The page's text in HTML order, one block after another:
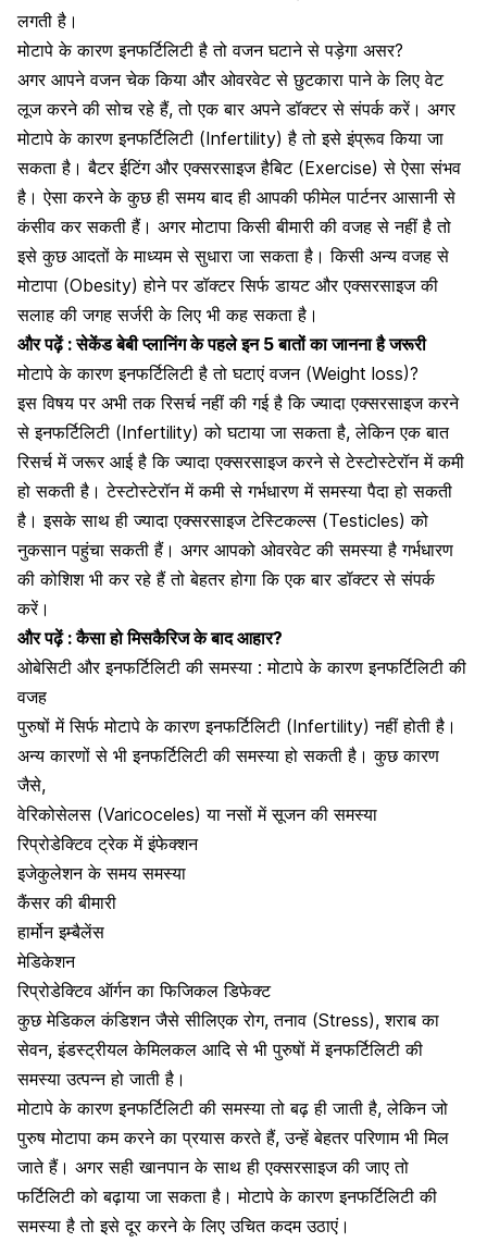
लगती है।
मोटापे के कारण इनफर्टिलिटी है तो वजन घटाने से पड़ेगा असर?
अगर आपने वजन चेक किया और ओवरवेट से छुटकारा पाने के लिए वेट
लूज करने की सोच रहे हैं, तो एक बार अपने डॉक्टर से संपर्क करें। अगर
मोटापे के कारण इनफर्टिलिटी (Infertility) है तो इसे इंप्रूव किया जा
सकता है। बैटर ईटिंग और एक्सरसाइज हैबिट (Exercise) से ऐसा संभव
है। ऐसा करने के कुछ ही समय बाद ही आपकी फीमेल पार्टनर आसानी से
कंसीव कर सकती हैं। अगरमोटापा किसी बीमारी की वजह से नहीं है तो
इसे कुछ आदतों के माध्यम से सुधारा जा सकता है। किसी अन्य वजह से
मोटापा (Obesity) होने पर डॉक्टर सिर्फ डायट और एक्सरसाइज की
सलाह की जगह सर्जरी के लिए भी कह सकता है।
और पढ़ें :सेकेंड बेबी प्लानिंग के पहले इन 5 बातों का जानना है जरूरी
मोटापे के कारण इनफर्टिलिटी है तो घटाएं वजन (Weight loss)?
इस विषय पर अभी तक रिसर्च नहीं की गई है कि ज्यादा एक्सरसाइज करने
से इनफर्टिलिटी (Infertility) को घटाया जा सकता है, लेकिन एक बात
रिसर्च में जरूर आई है कि ज्यादा एक्सरसाइज करने से टेस्टोस्टेरॉन में कमी
हो सकती है। टेस्टोस्टेरॉन में कमी सेगर्भधारण में समस्या पैदा हो सकती
है। इसके साथ ही ज्यादा एक्सरसाइज टेस्टिकल्स (Testicles) को
नुकसान पहुंचा सकती हैं। अगर आपको ओवरवेट की समस्या है गर्भधारण
की कोशिश भी कर रहे हैं तो बेहतर होगा कि एक बार डॉक्टर से संपर्क
करें।
और पढ़ें :कैसा हो मिसकैरिज के बाद आहार?
ओबेसिटी और इनफर्टिलिटी की समस्या : मोटापे के कारण इनफर्टिलिटी की
वजह
पुरुषों में सिर्फ मोटापे के कारण इनफर्टिलिटी (Infertility) नहीं होती है।
अन्य कारणों से भी इनफर्टिलिटी की समस्या हो सकती है। कुछ कारण
जैसे,
वेरिकोसेलस (Varicoceles) या नसों में सूजन की समस्या
रिप्रोडेक्टिव ट्रेक में इंफेक्शन
इजेकुलेशन के समय समस्या
कैंसर की बीमारी
हार्मोन इम्बैलेंस
मेडिकेशन
रिप्रोडेक्टिव ऑर्गन का फिजिकल डिफेक्ट
कुछ मेडिकल कंडिशन जैसे सीलिएक रोग, तनाव (Stress),शराब का
सेवन, इंडस्ट्रीयल केमिलकल आदि से भी पुरुषों में इनफर्टिलिटी की
समस्या उत्पन्न हो जाती है।
मोटापे के कारण इनफर्टिलिटी की समस्या तो बढ़ ही जाती है, लेकिन जो
पुरुष मोटापा कम करने का प्रयास करते हैं, उन्हें बेहतर परिणाम भी मिल
जाते हैं। अगर सही खानपान के साथ ही एक्सरसाइज की जाए तो
फर्टिलिटी को बढ़ाया जा सकता है। मोटापे के कारण इनफर्टिलिटी की
समस्या है तो इसे दूर करने के लिए उचित कदम उठाएं।